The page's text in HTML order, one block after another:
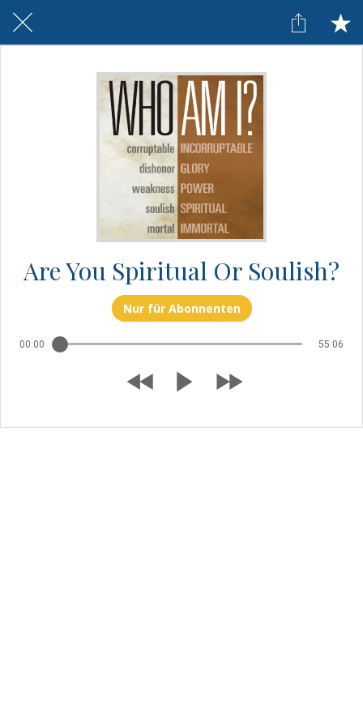
Are You Spiritual Or Soulish?
Nur für Abonnenten
00:00 55:06